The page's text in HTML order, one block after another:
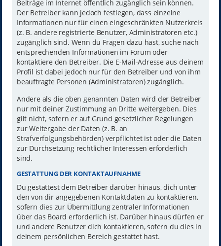
Beiträge im Internet öffentlich zugänglich sein können.
Der Betreiber kann jedoch festlegen, dass einzelne
Informationen nur für einen eingeschränkten Nutzerkreis
(z. B. andere registrierte Benutzer, Administratoren etc.)
zugänglich sind. Wenn du Fragen dazu hast, suche nach
entsprechenden Informationen im Forum oder
kontaktiere den Betreiber. Die E-Mail-Adresse aus deinem
Profil ist dabei jedoch nur für den Betreiber und von ihm
beauftragte Personen (Administratoren) zugänglich.
Andere als die oben genannten Daten wird der Betreiber
nur mit deiner Zustimmung an Dritte weitergeben. Dies
gilt nicht, sofern er auf Grund gesetzlicher Regelungen
zur Weitergabe der Daten (z. B. an
Strafverfolgungsbehörden) verpflichtet ist oder die Daten
zur Durchsetzung rechtlicher Interessen erforderlich
sind.
GESTATTUNG DER KONTAKTAUFNAHME
Du gestattest dem Betreiber darüber hinaus, dich unter
den von dir angegebenen Kontaktdaten zu kontaktieren,
sofern dies zur Übermittlung zentraler Informationen
über das Board erforderlich ist. Darüber hinaus dürfen er
und andere Benutzer dich kontaktieren, sofern du dies in
deinem persönlichen Bereich gestattet hast.